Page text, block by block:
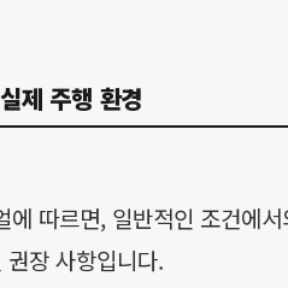
제 주행 환경
따르면, 일반적인 조건에
장 사항입니다.